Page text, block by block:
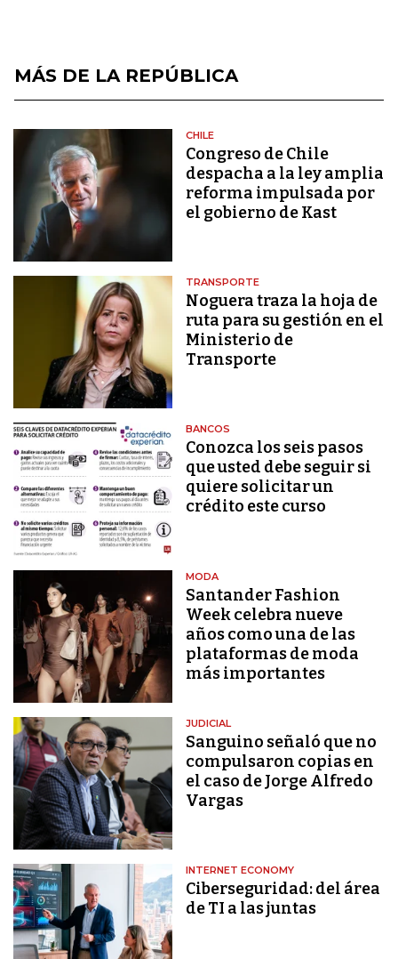
MÁS DE LA REPÚBLICA
CHILE
Congreso de Chile
despacha a la ley amplia
reforma impulsada por
el gobierno de Kast
TRANSPORTE
Noguera traza la hoja de
ruta para su gestión en el
Ministerio de
Transporte
BANCOS
Conozca los seis pasos
que usted debe seguir si
quiere solicitar un
crédito este curso
MODA
Santander Fashion
Week celebra nueve
años como una de las
plataformas de moda
más importantes
JUDICIAL
Sanguino señaló que no
compulsaron copias en
el caso de Jorge Alfredo
Vargas
INTERNET ECONOMY
Ciberseguridad: del área
de TI a las juntas